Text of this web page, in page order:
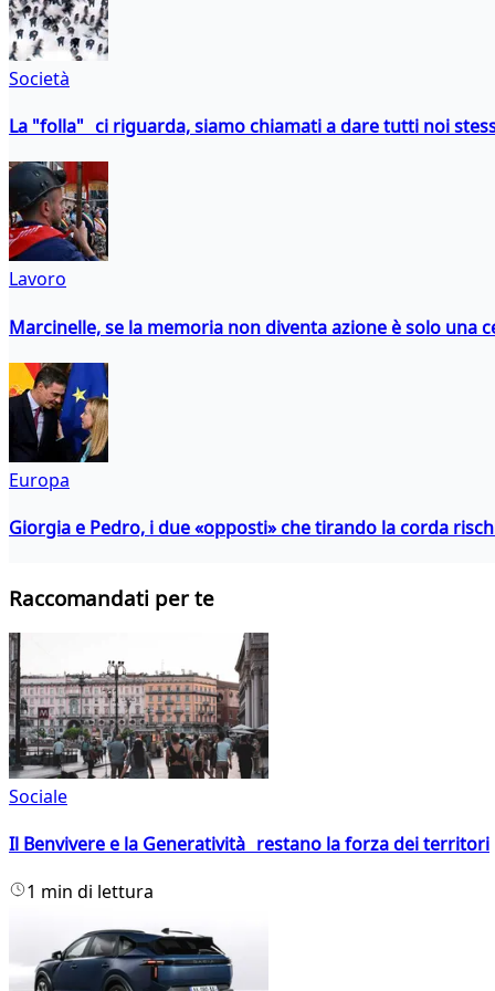
Società
La "folla" ci riguarda, siamo chiamati a dare tutti noi
Lavoro
Marcinelle, se la memoria non diventa azione è solo una
Europa
Giorgia e Pedro, i due «opposti» che tirando la corda
Raccomandati per te
Sociale
Il Benvivere e la Generatività restano la forza dei territori
1 min di lettura